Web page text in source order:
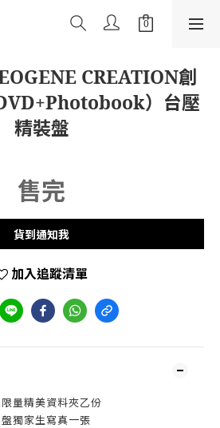
CREATION創
）台壓
精裝盤
售完
貨到通知我
加入追蹤清單
量精美資料夾乙份
獨家生寫真一張